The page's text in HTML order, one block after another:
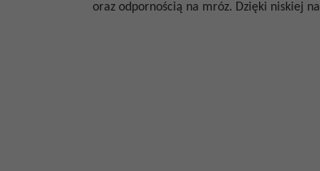
oraz odpornością na mróz. Dzięki niskiej